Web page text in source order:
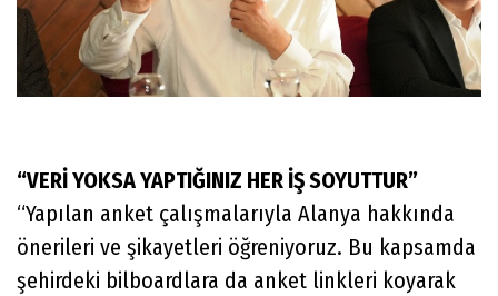
“VERİ YOKSA YAPTIĞINIZ HER İŞ SOYUTTUR”
“Yapılan anket çalışmalarıyla Alanya hakkında
önerileri ve şikayetleri öğreniyoruz. Bu kapsamda
şehirdeki bilboardlara da anket linkleri koyarak